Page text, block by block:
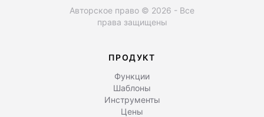
Авторское право © 2026 - Все
права защищены
ПРОДУКТ
Функции
Шаблоны
Инструменты
Цены